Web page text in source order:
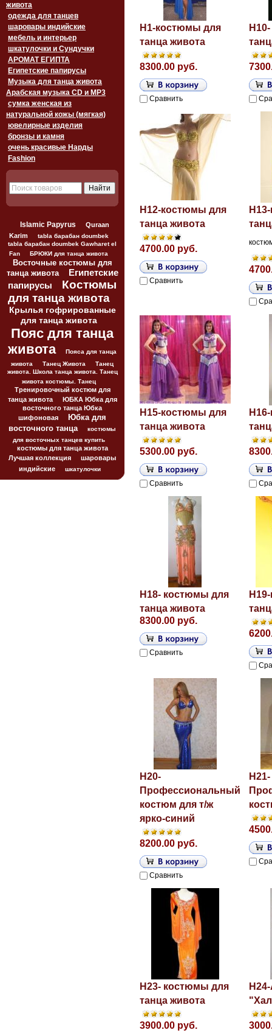
живота
одежда для танцев
шаровары индийские
мебель и интерьер
шкатулочки и Сундучки
АРОМАТ ЕГИПТА
Египетские папирусы
Музыка для танца живота
Арабская музыка CD и MP3
сумка женская из
натуральной кожы (мягкая)
ювелирные изделия
бронзы и камня
очень красивые Нарды
Fashion
Islamic Papyrus
Quraan
Karim
tabla барабан doumbek
tabla барабан doumbek Gawharet el
Fan
БРЮКИ для танца живота
Восточные костюмы для
танца живота
Египетские
папирусы
Костюмы
для танца живота
Крылья гофрированные
для танца живота
Пояс для танца
живота
Пояса для танца
живота
Танец Живота
Танец
живота. Школа танца живота. Танец
живота костюмы. Танец
Тренировочный костюм для
танца живота
ЮБКА Юбка для
восточного танца Юбка
шифоновая
Юбка для
восточного танца
костюмы
для восточных танцев купить
костюмы для танца живота
Лучшая коллекция
шаровары
индийские
шкатулочки
H1-костюмы для
танца живота
8300.00 руб.
Сравнить
H12-костюмы для
танца живота
4700.00 руб.
Сравнить
H15-костюмы для
танца живота
5300.00 руб.
Сравнить
H18- костюмы для
танца живота
8300.00 руб.
Сравнить
H20-
Профессиональный
костюм для т/ж
ярко-синий
8200.00 руб.
Сравнить
H21-
H23- костюмы для
танца живота
3900.00 руб.